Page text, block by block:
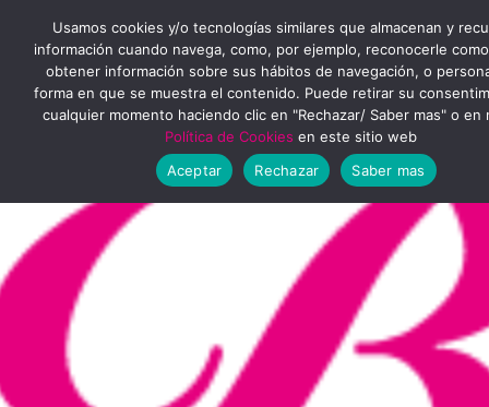
contenido
MENÚ
PRINCIPAL
Usamos cookies y/o tecnologías similares que almacenan y
información cuando navega, como, por ejemplo, reconocerle
obtener información sobre sus hábitos de navegación, o
forma en que se muestra el contenido. Puede retirar su
cualquier momento haciendo clic en "Rechazar/ Saber mas" o en
Política de Cookies en este sitio web
Aceptar
Rechazar Saber mas